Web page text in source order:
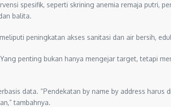
spesifik, seperti skrining anemia remaja putri,
balita.
peningkatan akses sanitasi dan air bersih,
penting bukan hanya mengejar target, tetapi
data. “Pendekatan by name by address
tambahnya.